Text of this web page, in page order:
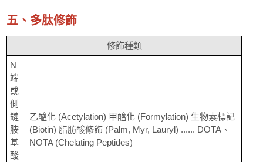
五、多肽修飾
修飾種類
N
端
或
側
鏈
胺
基
酸
乙醯化 (Acetylation) 甲醯化 (Formylation) 生物素標記
(Biotin) 脂肪酸修飾 (Palm, Myr, Lauryl) ...... DOTA、
NOTA (Chelating Peptides)